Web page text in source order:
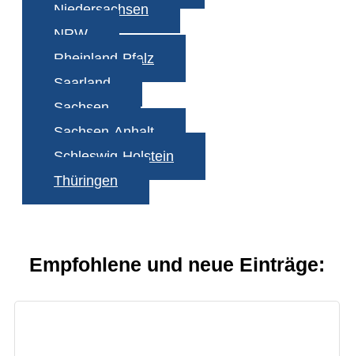
Niedersachsen
NRW
Rheinland-Pfalz
Saarland
Sachsen
Sachsen-Anhalt
Schleswig-Holstein
Thüringen
Empfohlene und neue Einträge: